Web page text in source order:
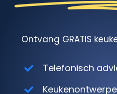
Ontvang GRATIS
Telefonisch